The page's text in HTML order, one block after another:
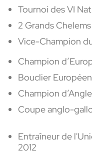
Tournoi des VI
2 Grands
Vice-Champion
Champion
Bouclier
Champion
Coupe anglo-
Entraîneur de
2012